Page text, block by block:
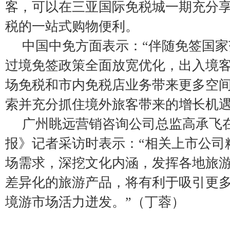
客，可以在三亚国际免税城一期充分
税的一站式购物便利。
中国中免方面表示：“伴随免签国
过境免签政策全面放宽优化，出入境
场免税和市内免税店业务带来更多空
索并充分抓住境外旅客带来的增长机
广州眺远营销咨询公司总监高承飞
报》记者采访时表示：“相关上市公
场需求，深挖文化内涵，发挥各地旅
差异化的旅游产品，将有利于吸引更
境游市场活力迸发。”（丁蓉）